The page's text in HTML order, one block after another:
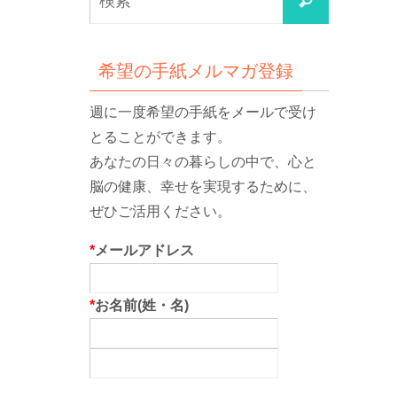
索
希望の手紙メルマガ登録
週に一度希望の手紙をメールで受け
とることができます。
あなたの日々の暮らしの中で、心と
脳の健康、幸せを実現するために、
ぜひご活用ください。
*メールアドレス
*お名前(姓・名)